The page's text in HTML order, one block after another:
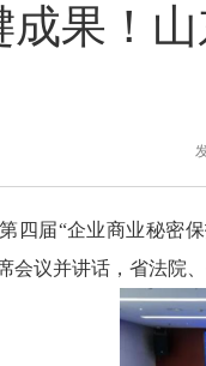
成果！
四届“企业商业秘密
会议并讲话，省法院